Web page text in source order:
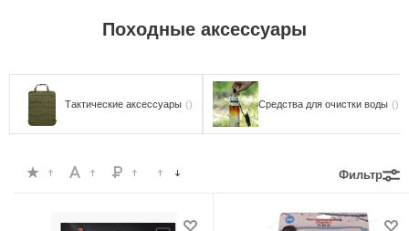
Походные аксессуары
Тактические аксессуары () Средства для очистки воды ()
Фильтр